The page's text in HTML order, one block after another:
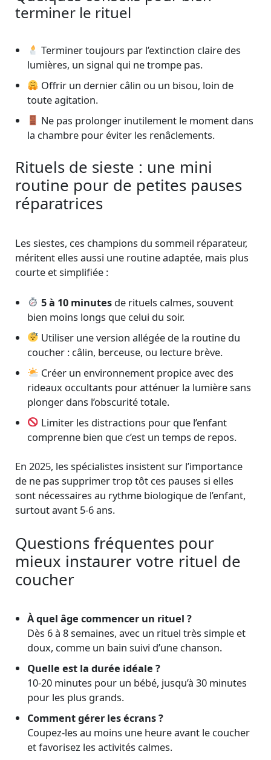
terminer le rituel
Terminer toujours par l’extinction claire des
lumières, un signal qui ne trompe pas.
Offrir un dernier câlin ou un bisou, loin de
toute agitation.
Ne pas prolonger inutilement le moment dans
la chambre pour éviter les renâclements.
Rituels de sieste : une mini
routine pour de petites pauses
réparatrices
Les siestes, ces champions du sommeil réparateur,
méritent elles aussi une routine adaptée, mais plus
courte et simplifiée :
5 à 10 minutesde rituels calmes, souvent
bien moins longs que celui du soir.
Utiliser une version allégée de la routine du
coucher : câlin, berceuse, ou lecture brève.
Créer un environnement propice avec des
rideaux occultants pour atténuer la lumière sans
plonger dans l’obscurité totale.
Limiter les distractions pour que l’enfant
comprenne bien que c’est un temps de repos.
En 2025, les spécialistes insistent sur l’importance
de ne pas supprimer trop tôt ces pauses si elles
sont nécessaires au rythme biologique de l’enfant,
surtout avant 5-6 ans.
Questions fréquentes pour
mieux instaurer votre rituel de
coucher
À quel âge commencer un rituel ?
Dès 6 à 8 semaines, avec un rituel très simple et
doux, comme un bain suivi d’une chanson.
Quelle est la durée idéale ?
10-20 minutes pour un bébé, jusqu’à 30 minutes
pour les plus grands.
Comment gérer les écrans ?
Coupez-les au moins une heure avant le coucher
et favorisez les activités calmes.